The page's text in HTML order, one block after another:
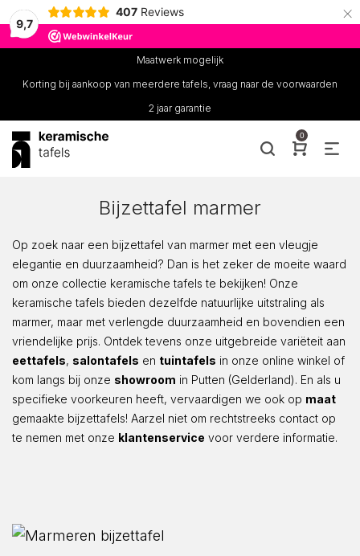
9,7
407 Reviews ×
Maatwerk mogelijk
Korting bij aankoop van meerdere tafels, vraag naar de voorwaarden
2 jaar garantie
0
Bijzettafel marmer
Op zoek naar een bijzettafel van marmer met een vleugje
elegantie en duurzaamheid? Dan is het zeker de moeite waard
om onze collectie keramische tafels te bekijken! Onze
keramische tafels bieden dezelfde natuurlijke uitstraling als
marmer, maar met verlengde duurzaamheid en bovendien een
vriendelijke prijs. Ontdek tevens onze uitgebreide variëteit aan
eettafels, salontafels en tuintafels in onze online winkel of
kom langs bij onze showroom in Putten (Gelderland). En als u
specifieke voorkeuren heeft, vervaardigen we ook op maat
gemaakte bijzettafels! Aarzel niet om rechtstreeks contact op
te nemen met onze klantenservice voor verdere informatie.